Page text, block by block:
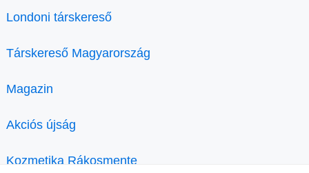
Londoni társkereső
Társkereső Magyarország
Magazin
Akciós újság
Kozmetika Rákosmente